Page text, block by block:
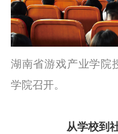
湖南省游戏产业学院
学院召开。
从学校到